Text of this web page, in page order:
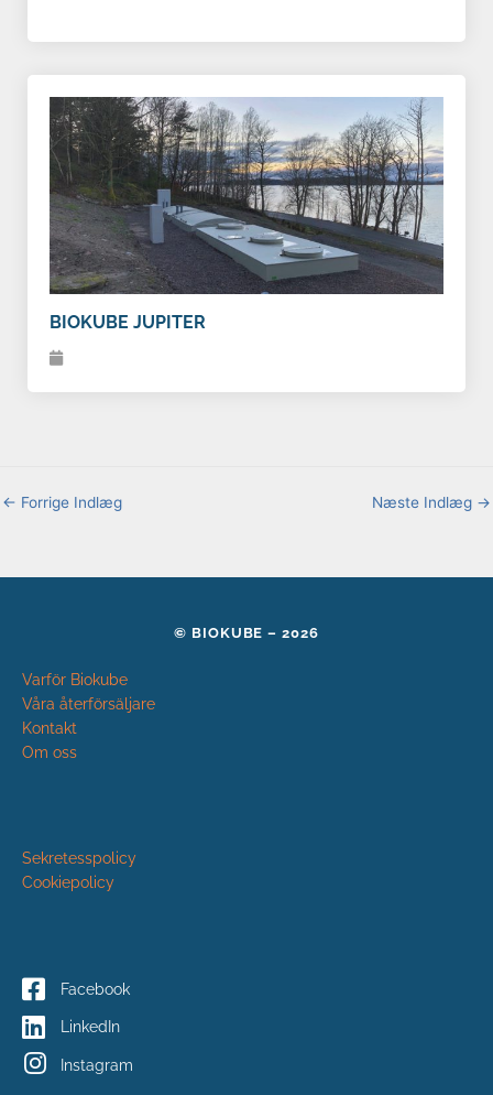
BIOKUBE JUPITER
← Forrige Indlæg Næste Indlæg →
© BIOKUBE – 2026
Varför Biokube
Våra återförsäljare
Kontakt
Om oss
Sekretesspolicy
Cookiepolicy
Facebook
LinkedIn
Instagram